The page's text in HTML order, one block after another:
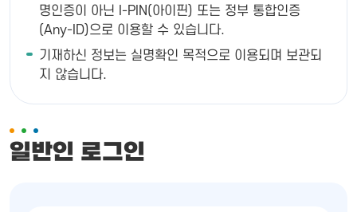
명인증이 아닌 I-PIN(아이핀) 또는 정부 통합인증
(Any-ID)으로 이용할 수 있습니다.
기재하신 정보는 실명확인 목적으로 이용되며 보관되
지 않습니다.
일반인 로그인